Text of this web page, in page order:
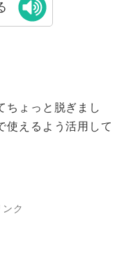
ちょっと脱ぎまし
使えるよう活用して
ク